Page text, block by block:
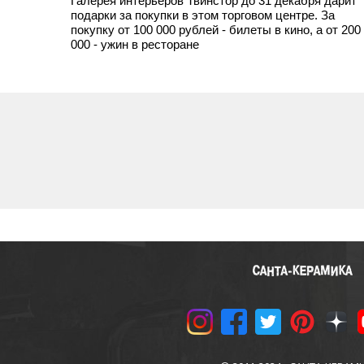
подарки за покупки в этом торговом центре. За
покупку от 100 000 рублей - билеты в кино, а от 200
000 - ужин в ресторане